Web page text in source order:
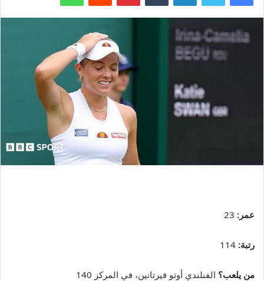
عمر: 23
رتبة: 114
من يلعب؟ الفنلندي أوتو فيرتانين، في المركز 140